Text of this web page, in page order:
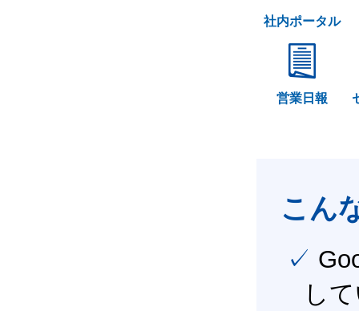
社内ポータル
営業日報
こん
✓ Google Workspace（旧G Suite） を社内で導入
し